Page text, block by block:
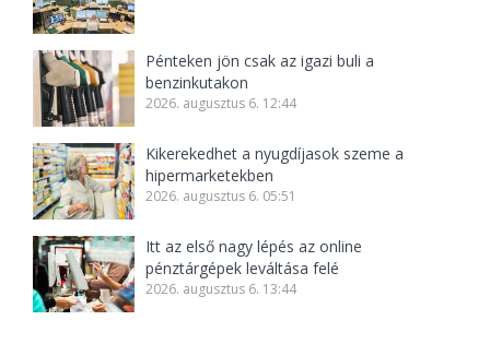
Pénteken jön csak az igazi buli a
benzinkutakon
2026. augusztus 6. 12:44
Kikerekedhet a nyugdíjasok szeme a
hipermarketekben
2026. augusztus 6. 05:51
Itt az első nagy lépés az online
pénztárgépek leváltása felé
2026. augusztus 6. 13:44